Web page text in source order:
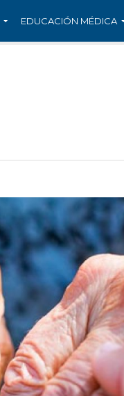
EDUCACIÓN MÉDICA